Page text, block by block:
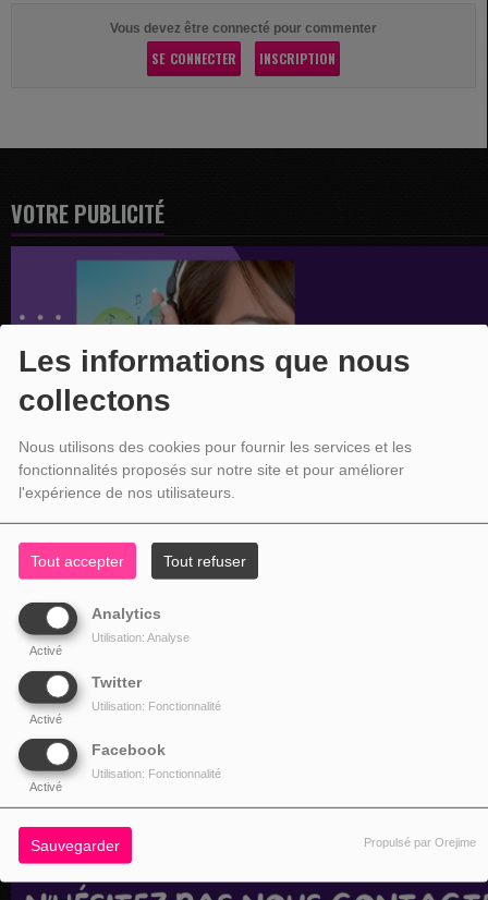
Les informations que nous
collectons
Nous utilisons des cookies pour fournir les services et les
fonctionnalités proposés sur notre site et pour améliorer
l'expérience de nos utilisateurs.
Tout accepter Tout refuser
Analytics
Activé
Utilisation: Analyse
Twitter
Activé
Utilisation: Fonctionnalité
Facebook
Activé
Utilisation: Fonctionnalité
Sauvegarder Propulsé par Orejime
Vous devez être connecté pour commenter
SE CONNECTER INSCRIPTION
VOTRE PUBLICITÉ